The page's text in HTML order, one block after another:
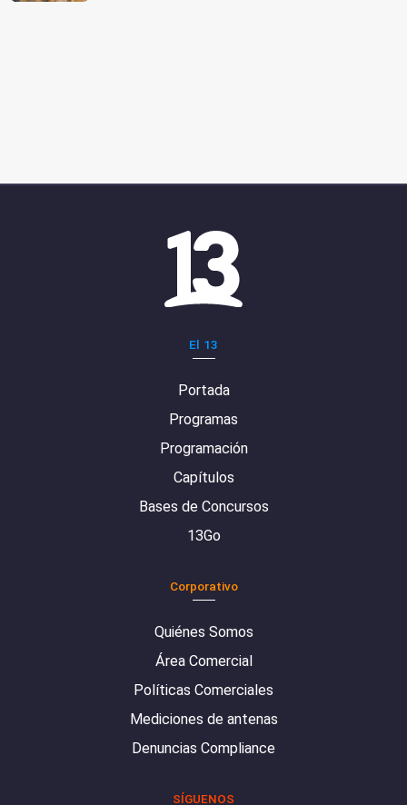
El 13
Portada
Programas
Programación
Capítulos
Bases de Concursos
13Go
Corporativo
Quiénes Somos
Área Comercial
Políticas Comerciales
Mediciones de antenas
Denuncias Compliance
SÍGUENOS